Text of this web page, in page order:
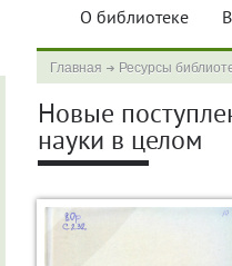
О библиотеке
Главная Ресурсы
Новые
науки в целом